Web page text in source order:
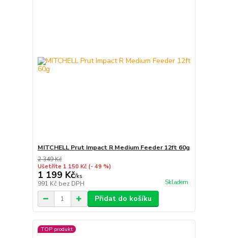
MITCHELL Prut Impact R Medium Feeder 12ft 60g
2 349 Kč
Ušetříte 1 150 Kč (- 49 %)
1 199 Kč/ks
991 Kč bez DPH Skladem
Přidat do košíku
TOP produkt